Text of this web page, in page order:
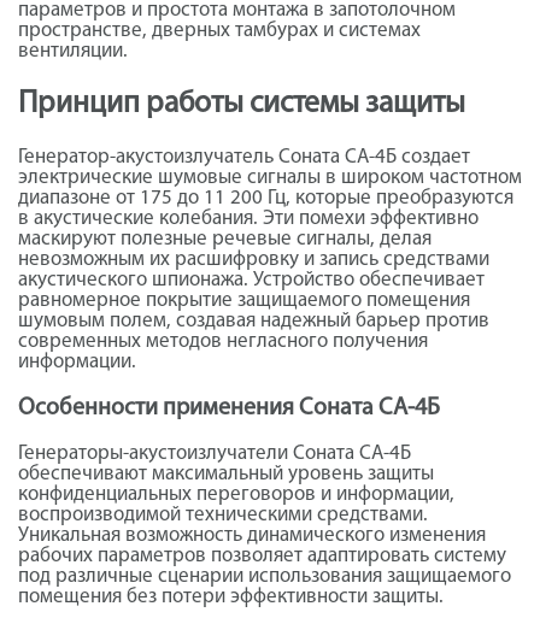
параметров и простота монтажа в запотолочном
пространстве, дверных тамбурах и системах
вентиляции.
Принцип работы системы защиты
Генератор-акустоизлучатель Соната СА-4Б создает
электрические шумовые сигналы в широком частотном
диапазоне от 175 до 11 200 Гц, которые преобразуются
в акустические колебания. Эти помехи эффективно
маскируют полезные речевые сигналы, делая
невозможным их расшифровку и запись средствами
акустического шпионажа. Устройство обеспечивает
равномерное покрытие защищаемого помещения
шумовым полем, создавая надежный барьер против
современных методов негласного получения
информации.
Особенности применения Соната СА-4Б
Генераторы-акустоизлучатели Соната СА-4Б
обеспечивают максимальный уровень защиты
конфиденциальных переговоров и информации,
воспроизводимой техническими средствами.
Уникальная возможность динамического изменения
рабочих параметров позволяет адаптировать систему
под различные сценарии использования защищаемого
помещения без потери эффективности защиты.